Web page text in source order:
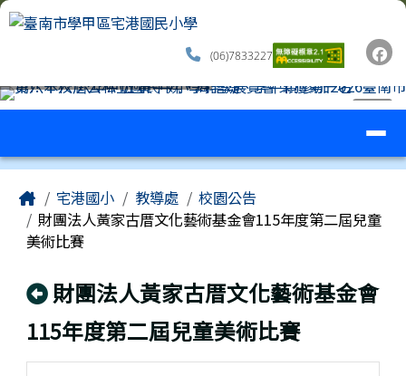
跳至主內容區
臺南市學甲區宅港國民小學
(06)7833227
工具列
Home宅港國小 教導處
校園公告
財團法人黃家古厝文化藝術基金會115年度第二屆兒童
美術比賽
回上頁
財團法人黃家古厝文化藝術基金會
115年度第二屆兒童美術比賽